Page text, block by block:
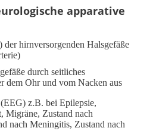
apparative
hirnversorgenden Halsgefäße
durch seitliches
dem Ohr und vom Nacken aus
z.B. bei Epilepsie,
Migräne, Zustand nach
nach Meningitis, Zustand nach